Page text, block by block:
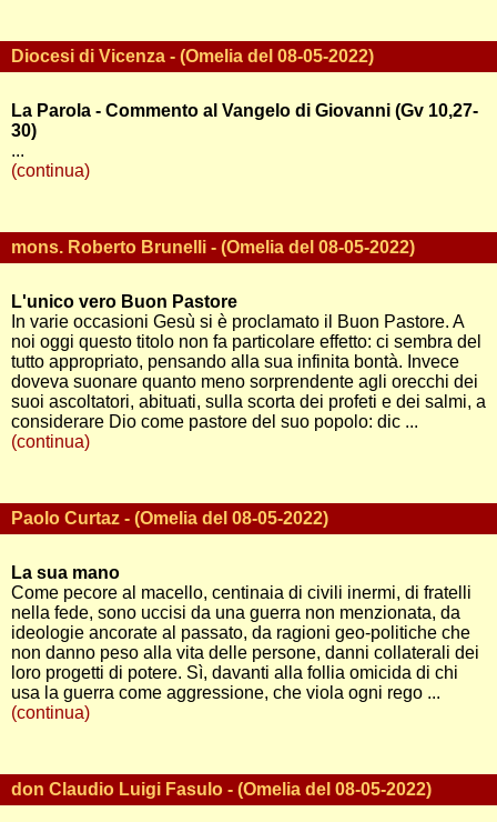
Diocesi di Vicenza - (Omelia del 08-05-2022)
La Parola - Commento al Vangelo di Giovanni (Gv 10,27-
30)
...
(continua)
mons. Roberto Brunelli - (Omelia del 08-05-2022)
L'unico vero Buon Pastore
In varie occasioni Gesù si è proclamato il Buon Pastore. A
noi oggi questo titolo non fa particolare effetto: ci sembra del
tutto appropriato, pensando alla sua infinita bontà. Invece
doveva suonare quanto meno sorprendente agli orecchi dei
suoi ascoltatori, abituati, sulla scorta dei profeti e dei salmi, a
considerare Dio come pastore del suo popolo: dic ...
(continua)
Paolo Curtaz - (Omelia del 08-05-2022)
La sua mano
Come pecore al macello, centinaia di civili inermi, di fratelli
nella fede, sono uccisi da una guerra non menzionata, da
ideologie ancorate al passato, da ragioni geo-politiche che
non danno peso alla vita delle persone, danni collaterali dei
loro progetti di potere. Sì, davanti alla follia omicida di chi
usa la guerra come aggressione, che viola ogni rego ...
(continua)
don Claudio Luigi Fasulo - (Omelia del 08-05-2022)